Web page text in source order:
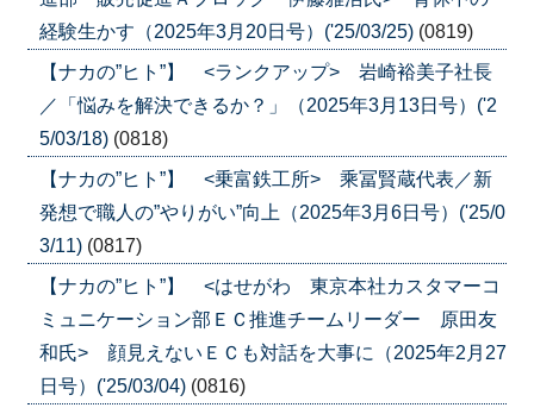
経験生かす（2025年3月20日号）('25/03/25) (0819)
【ナカの”ヒト”】 <ランクアップ> 岩崎裕美子社長
／「悩みを解決できるか？」（2025年3月13日号）('2
5/03/18) (0818)
【ナカの”ヒト”】 <乗富鉄工所> 乘冨賢蔵代表／新
発想で職人の”やりがい”向上（2025年3月6日号）('25/0
3/11) (0817)
【ナカの”ヒト”】 <はせがわ 東京本社カスタマーコ
ミュニケーション部ＥＣ推進チームリーダー 原田友
和氏> 顔見えないＥＣも対話を大事に（2025年2月27
日号）('25/03/04) (0816)